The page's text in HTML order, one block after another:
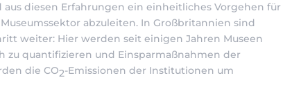
diesen Erfahrungen ein einheitliches Vorgehen für
abzuleiten. In Großbritannien sind
weiter: Hier werden seit einigen Jahren Museen
zu quantifizieren und Einsparmaßnahmen der
die CO2-Emissionen der Institutionen um